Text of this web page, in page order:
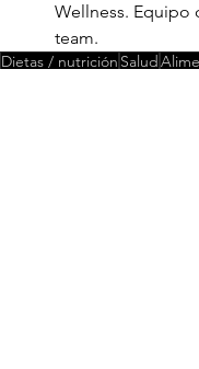
Wellness. Equipo
team.
Dietas / nutrición Salud